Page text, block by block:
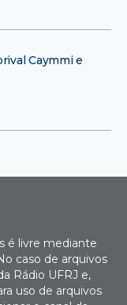
Caymmi e
é livre mediante
caso de arquivos
Rádio UFRJ e,
uso de arquivos